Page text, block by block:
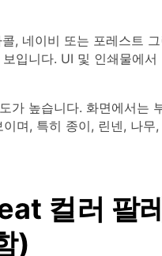
, 네이비 또는 포레스트
입니다. UI 및 인쇄물에서
가 높습니다. 화면에서는
며, 특히 종이, 린넨, 나무
컬러 팔
)